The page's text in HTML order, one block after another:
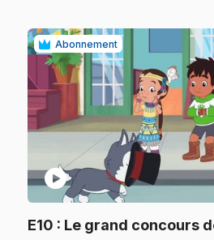
Abonnement
play_circle
E10 : Le grand concours